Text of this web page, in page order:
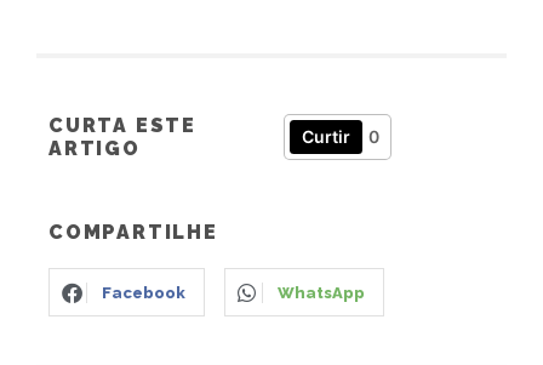
CURTA ESTE
ARTIGO
Curtir 0
COMPARTILHE
Facebook WhatsApp